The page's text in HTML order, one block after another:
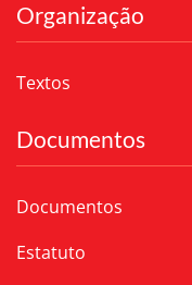
Organização
Textos
Documentos
Documentos
Estatuto